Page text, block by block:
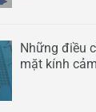
Những điều
mặt kính